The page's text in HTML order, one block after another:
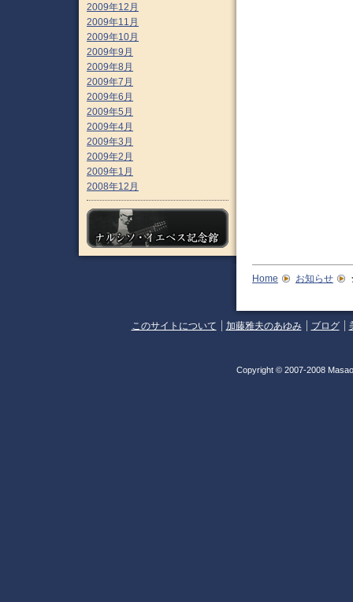
2009年12月
2009年11月
2009年10月
2009年9月
2009年8月
2009年7月
2009年6月
2009年5月
2009年4月
2009年3月
2009年2月
2009年1月
2008年12月
Home お知らせ
このサイトについて 加藤雅夫のあゆみ ブログ
Copyright © 2007-2008